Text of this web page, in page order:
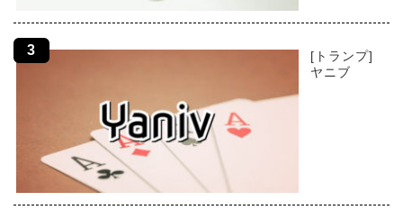
[トランプ]
ヤニブ